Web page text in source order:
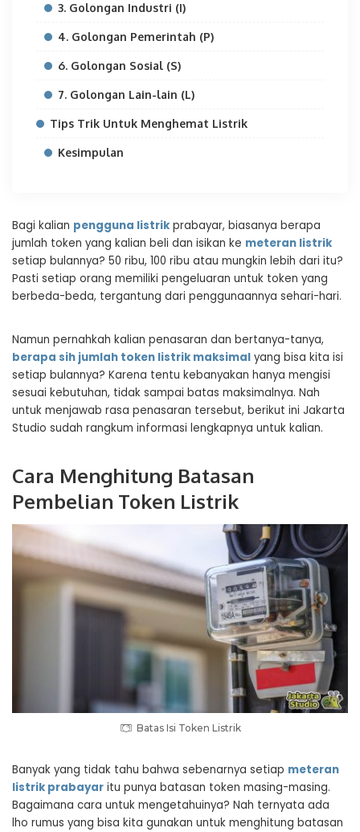
3. Golongan Industri (I)
4. Golongan Pemerintah (P)
6. Golongan Sosial (S)
7. Golongan Lain-lain (L)
Tips Trik Untuk Menghemat Listrik
Kesimpulan
Bagi kalian pengguna listrik prabayar, biasanya berapa
jumlah token yang kalian beli dan isikan ke meteran listrik
setiap bulannya? 50 ribu, 100 ribu atau mungkin lebih dari itu?
Pasti setiap orang memiliki pengeluaran untuk token yang
berbeda-beda, tergantung dari penggunaannya sehari-hari.
Namun pernahkah kalian penasaran dan bertanya-tanya,
berapa sih jumlah token listrik maksimal yang bisa kita isi
setiap bulannya? Karena tentu kebanyakan hanya mengisi
sesuai kebutuhan, tidak sampai batas maksimalnya. Nah
untuk menjawab rasa penasaran tersebut, berikut ini Jakarta
Studio sudah rangkum informasi lengkapnya untuk kalian.
Cara Menghitung Batasan
Pembelian Token Listrik
Batas Isi Token Listrik
Banyak yang tidak tahu bahwa sebenarnya setiap meteran
listrik prabayar itu punya batasan token masing-masing.
Bagaimana cara untuk mengetahuinya? Nah ternyata ada
lho rumus yang bisa kita gunakan untuk menghitung batasan